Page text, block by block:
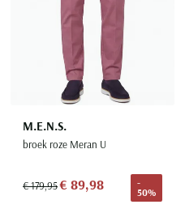
M.E.N.S.
broek roze Meran U
€ 179,95€ 89,98
-
50%